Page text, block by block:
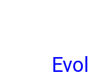
Evol